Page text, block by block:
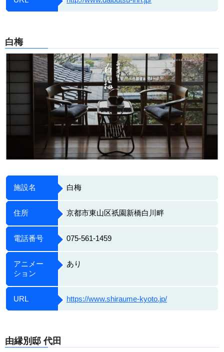
白梅
施設名 白梅
住所 京都市東山区祇園新橋白川畔
電話番号 075-561-1459
アニメー
ション
あり
URL https://www.shiraume-kyoto.jp/
由縁別邸 代田